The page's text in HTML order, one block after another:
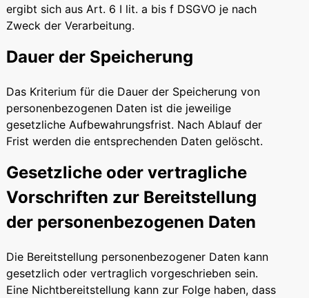
ergibt sich aus Art. 6 I lit. a bis f DSGVO je nach
Zweck der Verarbeitung.
Dauer der Speicherung
Das Kriterium für die Dauer der Speicherung von
personenbezogenen Daten ist die jeweilige
gesetzliche Aufbewahrungsfrist. Nach Ablauf der
Frist werden die entsprechenden Daten gelöscht.
Gesetzliche oder vertragliche
Vorschriften zur Bereitstellung
der personenbezogenen Daten
Die Bereitstellung personenbezogener Daten kann
gesetzlich oder vertraglich vorgeschrieben sein.
Eine Nichtbereitstellung kann zur Folge haben, dass